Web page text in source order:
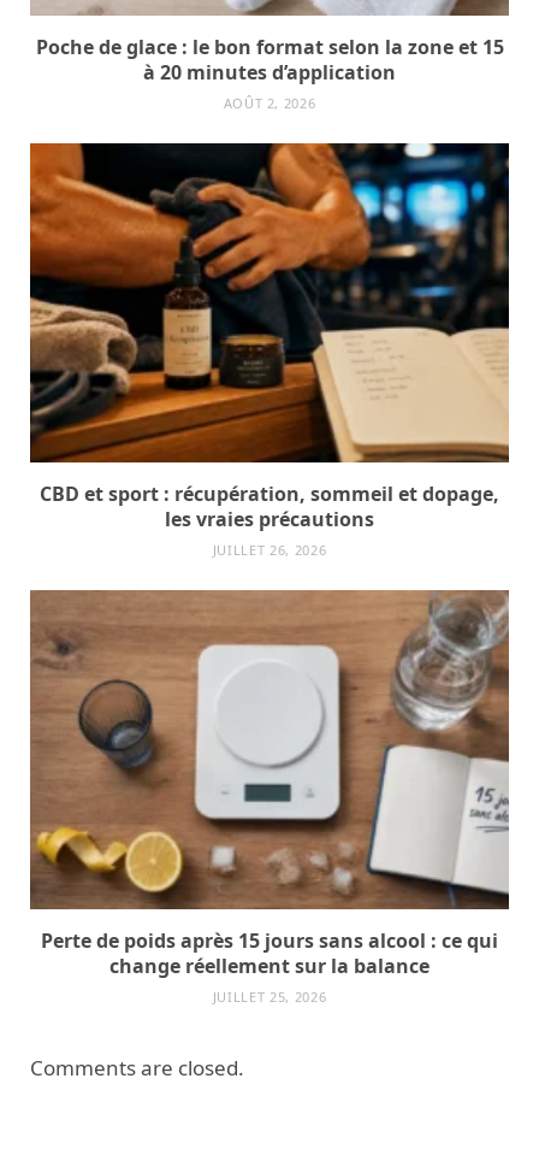
Poche de glace : le bon format selon la zone et 15
à 20 minutes d’application
AOÛT 2, 2026
CBD et sport : récupération, sommeil et dopage,
les vraies précautions
JUILLET 26, 2026
Perte de poids après 15 jours sans alcool : ce qui
change réellement sur la balance
JUILLET 25, 2026
Comments are closed.